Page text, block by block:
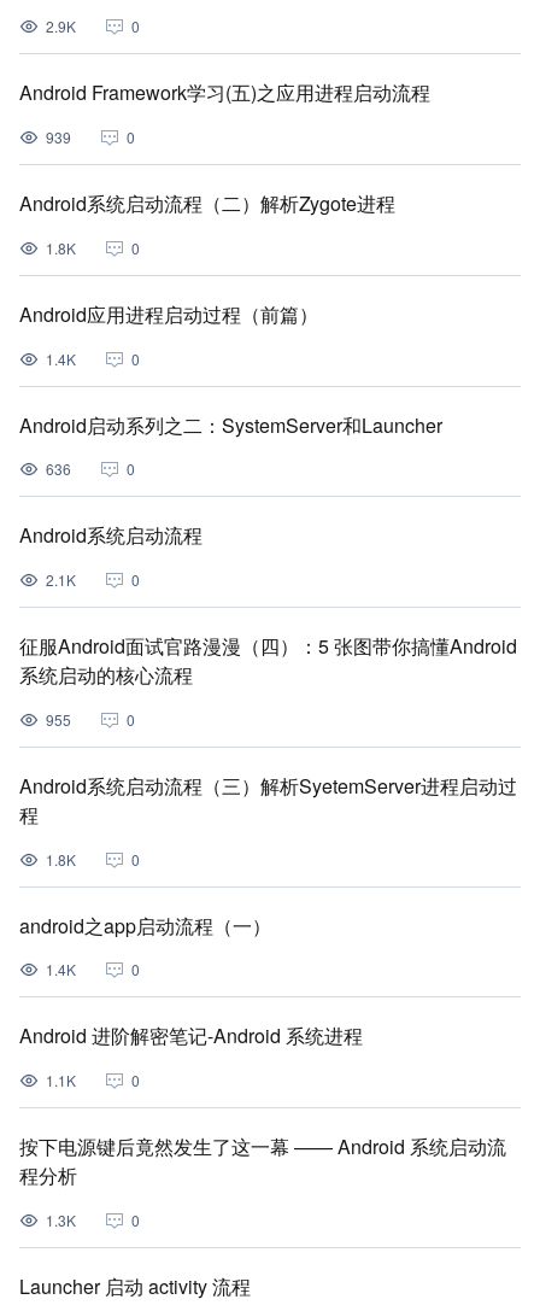
2.9K 0
Android Framework学习(五)之应用进程启动流程
939 0
Android系统启动流程（二）解析Zygote进程
1.8K 0
Android应用进程启动过程（前篇）
1.4K 0
Android启动系列之二：SystemServer和Launcher
636 0
Android系统启动流程
2.1K 0
征服Android面试官路漫漫（四）：5 张图带你搞懂Android
系统启动的核心流程
955 0
Android系统启动流程（三）解析SyetemServer进程启动过
程
1.8K 0
android之app启动流程（一）
1.4K 0
Android 进阶解密笔记-Android 系统进程
1.1K 0
按下电源键后竟然发生了这一幕 —— Android 系统启动流
程分析
1.3K 0
Launcher 启动 activity 流程